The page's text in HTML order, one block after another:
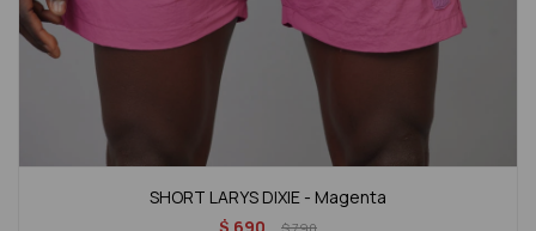
SHORT LARYS DIXIE - Magenta
$ 690 $790